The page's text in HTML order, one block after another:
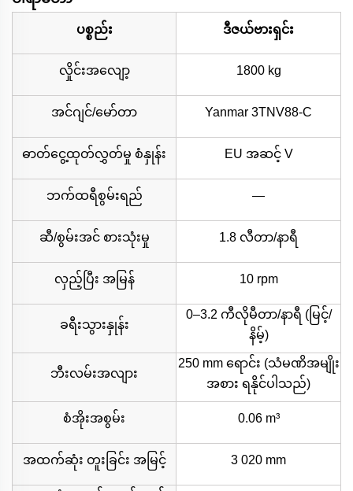
ပစ္စည်း ဒီဇယ်ဗားရှင်း
လှိုင်းအလျော့ 1800 kg
အင်ဂျင်/မော်တာ Yanmar 3TNV88-C
ဓာတ်ငွေ့ထုတ်လွှတ်မှု စံနှုန်း EU အဆင့် V
ဘက်ထရီစွမ်းရည် —
ဆီ/စွမ်းအင် စားသုံးမှု 1.8 လီတာ/နာရီ
လှည့်ပြီး အမြန် 10 rpm
ခရီးသွားနှုန်း
0–3.2 ကီလိုမီတာ/နာရီ (မြင့်/
နိမ့်)
ဘီးလမ်းအလျား
250 mm ရောင်း (သံမဏိအမျိုး
အစား ရနိုင်ပါသည်)
စံအိုးအစွမ်း 0.06 m³
အထက်ဆုံး တူးခြင်း အမြင့် 3 020 mm